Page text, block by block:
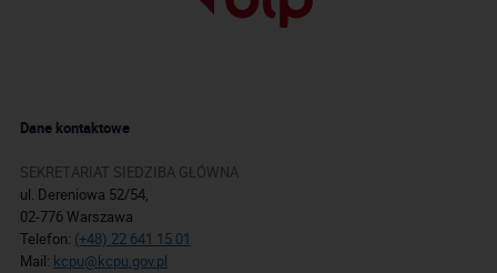
Dane kontaktowe
SEKRETARIAT SIEDZIBA GŁÓWNA
ul. Dereniowa 52/54,
02-776 Warszawa
Telefon: (+48) 22 641 15 01
Mail: kcpu@kcpu.gov.pl